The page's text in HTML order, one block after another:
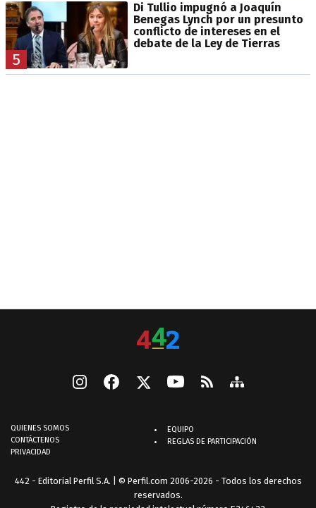
5
Di Tullio impugnó a Joaquín
Benegas Lynch por un presunto
conflicto de intereses en el
debate de la Ley de Tierras
QUIENES SOMOS
CONTÁCTENOS
PRIVACIDAD
EQUIPO
REGLAS DE PARTICIPACIÓN
442 - Editorial Perfil S.A. | © Perfil.com 2006-2026 - Todos los derechos
reservados.